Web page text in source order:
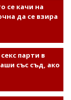
се качи на
да се взира
парти в
със съд, ако